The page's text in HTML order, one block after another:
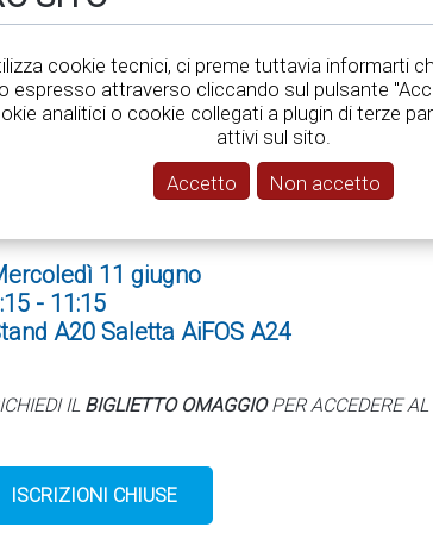
FUORI COPIONE: LA
11 giugno
- 11:15
A20 Saletta AiFOS A24
IL BIGLIETTO OMAGGIOPER ACCEDERE
ISCRIZIONI CHIUSE
cookie tecnici, ci preme tuttavia informarti
espresso attraverso cliccando sul pulsante
analitici o cookie collegati a plugin di terze
attivi sul sito.
Accetto
Non accetto